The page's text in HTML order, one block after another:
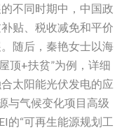
不同时期中，中国政
贴、税收减免和平价
随后，秦艳女士以海
顶+扶贫”为例，详细
太阳能光伏发电的应
与气候变化项目高级
的“可再生能源规划工